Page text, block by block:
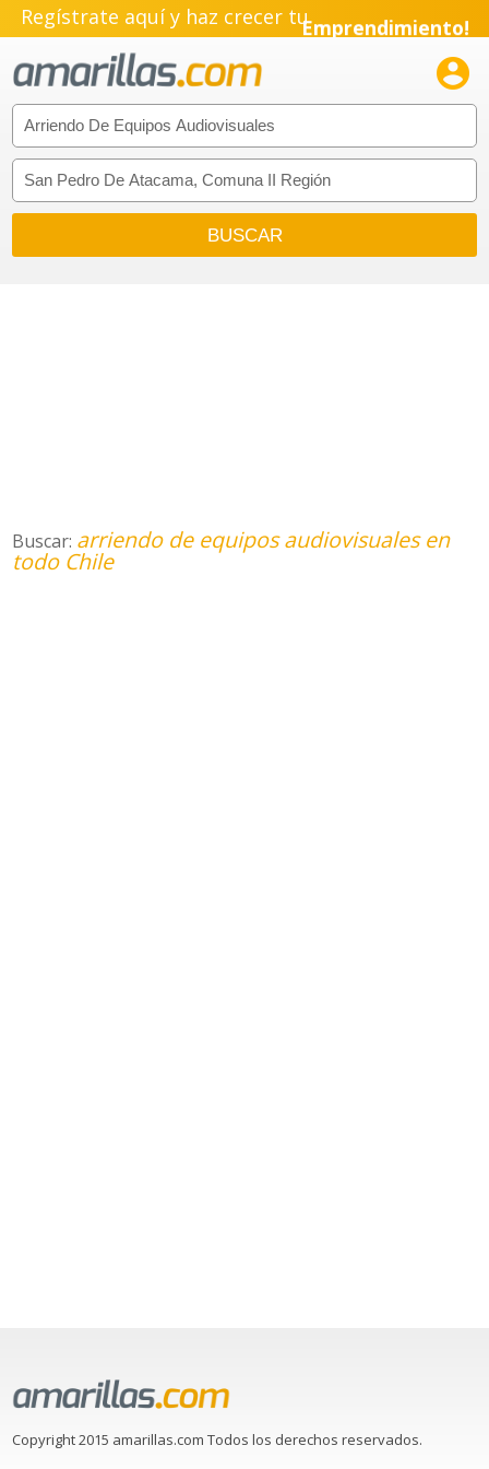
Regístrate aquí y haz crecer tuEmprendimiento!

Buscar: arriendo de equipos audiovisuales en
todo Chile
Copyright 2015 amarillas.com Todos los derechos reservados.